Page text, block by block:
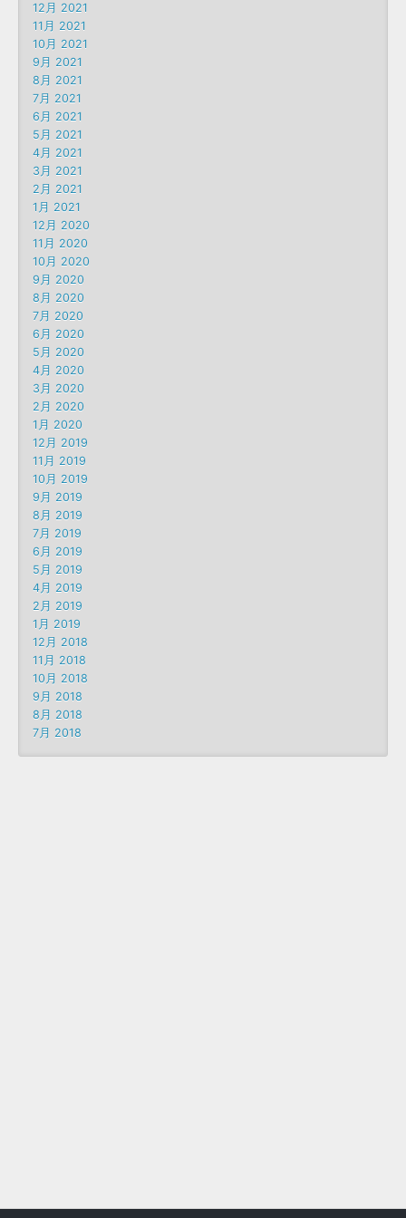
12月 2021
11月 2021
10月 2021
9月 2021
8月 2021
7月 2021
6月 2021
5月 2021
4月 2021
3月 2021
2月 2021
1月 2021
12月 2020
11月 2020
10月 2020
9月 2020
8月 2020
7月 2020
6月 2020
5月 2020
4月 2020
3月 2020
2月 2020
1月 2020
12月 2019
11月 2019
10月 2019
9月 2019
8月 2019
7月 2019
6月 2019
5月 2019
4月 2019
2月 2019
1月 2019
12月 2018
11月 2018
10月 2018
9月 2018
8月 2018
7月 2018